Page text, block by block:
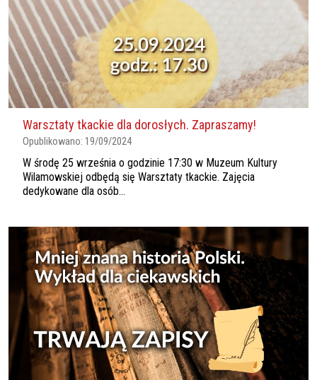
Warsztaty tkackie dla dorosłych. Zapraszamy!
Opublikowano: 19/09/2024
W środę 25 września o godzinie 17:30 w Muzeum Kultury
Wilamowskiej odbędą się Warsztaty tkackie. Zajęcia
dedykowane dla osób...